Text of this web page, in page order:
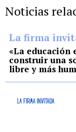
Noticias
La firma
«La educación
construir una
libre y más